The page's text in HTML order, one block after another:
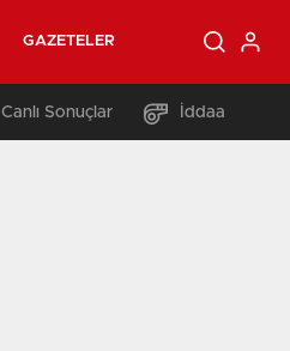
GAZETELER
Canlı Sonuçlar İddaa